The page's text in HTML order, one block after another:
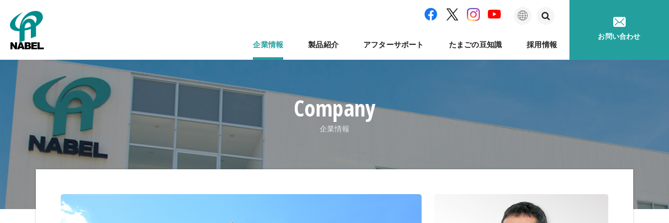
企業情報
会社概要 経営理念 拠点紹介 世界展開 ナベルネットワーク ナベルのあゆみ
製品紹介
SMART Cube パッキング グレーディング タワー型システム 検査装置 集卵装置 パレット輸送システム 種鶏孵卵 卵質測定 ソフトウェア 印字機
アフターサポート たまごの豆知識
コラム 卵事例ハンドブック 卵が届くまで
採用情報
新卒採用 キャリア採用 パート・アルバイト採用 社員インタビュー よくある質問 メッセージ 採用に関するお問い合わせ
語
お問い合わせ
Company
企業情報